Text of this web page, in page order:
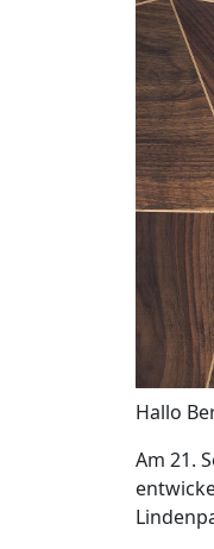
Hallo
Am 21.